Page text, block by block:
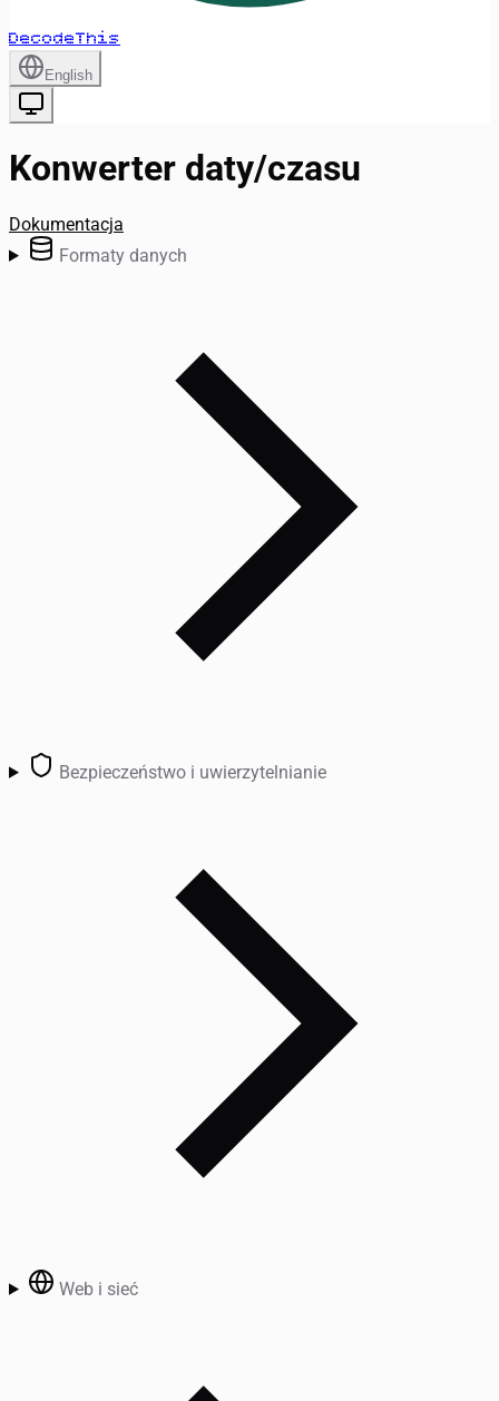
DecodeThis
English
Konwerter daty/czasu
Dokumentacja
Formaty danych
Bezpieczeństwo i uwierzytelnianie
Web i sieć